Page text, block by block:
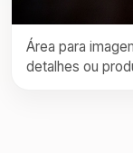
Área para
detalhes ou